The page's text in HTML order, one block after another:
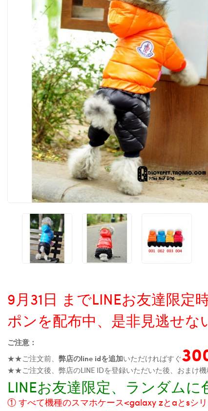
9月31日 までLINEお友達限
ポンを配布中、是非見逃せな
ご注意：
★★ご注文前、 弊店のline idを追加いただければすぐ
★★ご注文後、弊店のLINE IDを登録いただいた後、おまけ
LINEお友達限定、ランダム
① すべて機種のスマホケース<galaxy zとaとsシ